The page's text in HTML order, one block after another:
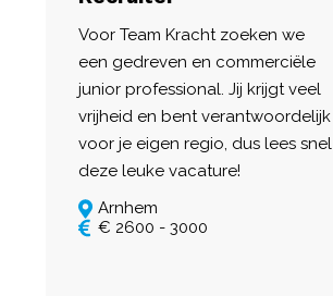
Voor Team Kracht zoeken we
een gedreven en commerciële
junior professional. Jij krijgt veel
vrijheid en bent verantwoordelijk
voor je eigen regio, dus lees snel
deze leuke vacature!
Arnhem
€ 2600 - 3000